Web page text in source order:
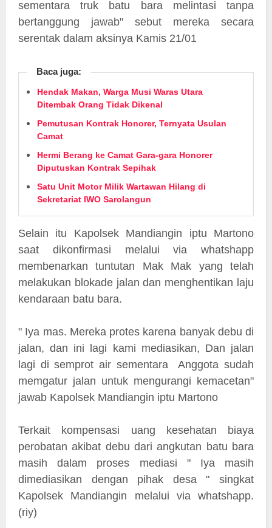
sementara truk batu bara melintasi tanpa
bertanggung jawab" sebut mereka secara
serentak dalam aksinya Kamis 21/01
Baca juga:
Hendak Makan, Warga Musi Waras Utara
Ditembak Orang Tidak Dikenal
Pemutusan Kontrak Honorer, Ternyata Usulan
Camat
Hermi Berang ke Camat Gara-gara Honorer
Diputuskan Kontrak Sepihak
Satu Unit Motor Milik Wartawan Hilang di
Sekretariat IWO Sarolangun
Selain itu Kapolsek Mandiangin iptu Martono
saat dikonfirmasi melalui via whatshapp
membenarkan tuntutan Mak Mak yang telah
melakukan blokade jalan dan menghentikan laju
kendaraan batu bara.
" Iya mas. Mereka protes karena banyak debu di
jalan, dan ini lagi kami mediasikan, Dan jalan
lagi di semprot air sementara Anggota sudah
memgatur jalan untuk mengurangi kemacetan"
jawab Kapolsek Mandiangin iptu Martono
Terkait kompensasi uang kesehatan biaya
perobatan akibat debu dari angkutan batu bara
masih dalam proses mediasi " Iya masih
dimediasikan dengan pihak desa " singkat
Kapolsek Mandiangin melalui via whatshapp.
(riy)